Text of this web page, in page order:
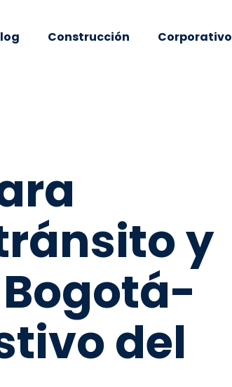
Construcción Corporativo
y
del